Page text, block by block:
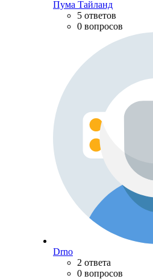
Пума Тайланд
5 ответов
0 вопросов
Drno
2 ответа
0 вопросов